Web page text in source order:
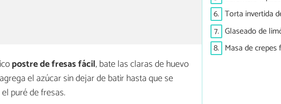
postre de fresas fácil, bate las claras de huevo
el azúcar sin dejar de batir hasta que se
puré de fresas.
6. Torta invertida
7. Glaseado de
8. Masa de crepes